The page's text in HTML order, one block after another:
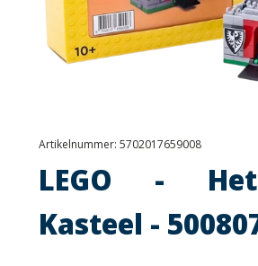
Artikelnummer: 5702017659008
LEGO -
Kasteel -